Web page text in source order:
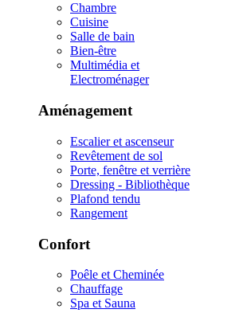
Chambre
Cuisine
Salle de bain
Bien-être
Multimédia et
Electroménager
Aménagement
Escalier et ascenseur
Revêtement de sol
Porte, fenêtre et verrière
Dressing - Bibliothèque
Plafond tendu
Rangement
Confort
Poêle et Cheminée
Chauffage
Spa et Sauna